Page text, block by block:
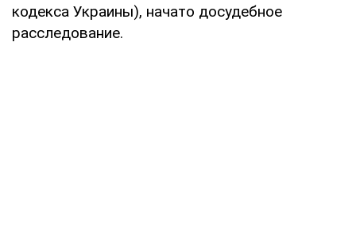
кодекса Украины), начато досудебное
расследование.